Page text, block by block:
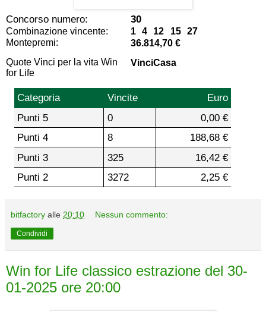
Concorso numero: 30
Combinazione vincente:
1 4 12 15 27
Montepremi:
36.814,70 €
Quote Vinci per la vita Win
for Life
VinciCasa
Categoria Vincite
Euro
Punti 5
0
0,00 €
Punti 4
8
188,68 €
Punti 3
325
16,42 €
Punti 2
3272 2,25 €
bitfactory alle 20:10 Nessun commento:
Condividi
Win for Life classico estrazione del 30-
01-2025 ore 20:00